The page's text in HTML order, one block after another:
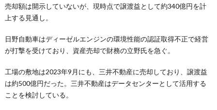
売却額は開示していないが、現時点で譲渡益として約340億円を計
上する見通し。
日野自動車はディーゼルエンジンの環境性能の認証取得不正で経営
が打撃を受けており、資産売却で財務の立野氏を急ぐ。
工場の敷地は2023年9月にも、三井不動産に売却しており、譲渡益
は約500億円だった。三井不動産はデータセンターとして活用する
ことを検討している。